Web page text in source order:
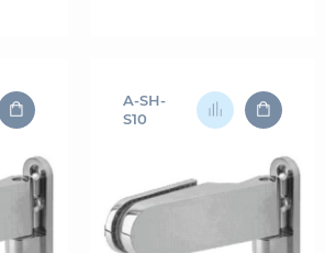
A-SH-
S10